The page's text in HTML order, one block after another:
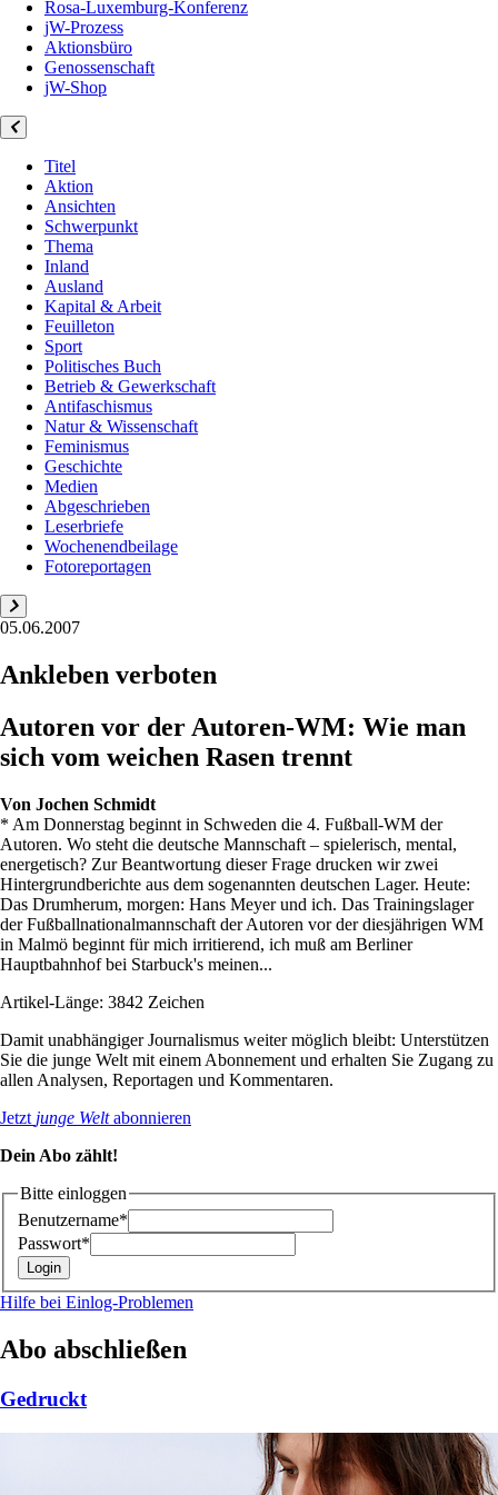
Rosa-Luxemburg-Konferenz
jW-Prozess
Aktionsbüro
Genossenschaft
jW-Shop
Titel
Aktion
Ansichten
Schwerpunkt
Thema
Inland
Ausland
Kapital & Arbeit
Feuilleton
Sport
Politisches Buch
Betrieb & Gewerkschaft
Antifaschismus
Natur & Wissenschaft
Feminismus
Geschichte
Medien
Abgeschrieben
Leserbriefe
Wochenendbeilage
Fotoreportagen
05.06.2007
Ankleben verboten
Autoren vor der Autoren-WM: Wie man
sich vom weichen Rasen trennt
Von Jochen Schmidt
* Am Donnerstag beginnt in Schweden die 4. Fußball-WM der
Autoren. Wo steht die deutsche Mannschaft – spielerisch, mental,
energetisch? Zur Beantwortung dieser Frage drucken wir zwei
Hintergrundberichte aus dem sogenannten deutschen Lager. Heute:
Das Drumherum, morgen: Hans Meyer und ich. Das Trainingslager
der Fußballnationalmannschaft der Autoren vor der diesjährigen WM
in Malmö beginnt für mich irritierend, ich muß am Berliner
Hauptbahnhof bei Starbuck's meinen...
Artikel-Länge: 3842 Zeichen
Damit unabhängiger Journalismus weiter möglich bleibt: Unterstützen
Sie die junge Welt mit einem Abonnement und erhalten Sie Zugang zu
allen Analysen, Reportagen und Kommentaren.
Jetzt junge Weltabonnieren
Dein Abo zählt!
Bitte einloggen
Benutzername*
Passwort*
Hilfe bei Einlog-Problemen
Abo abschließen
Gedruckt